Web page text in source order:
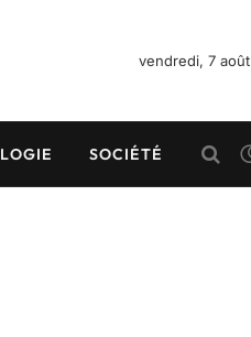
vendredi, 7 août
SOCIÉTÉ